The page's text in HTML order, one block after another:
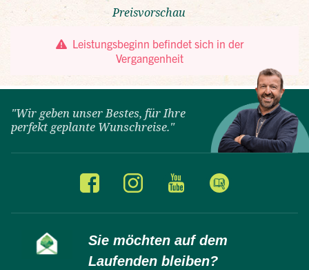
"Wir geben unser Bestes, für Ihre
perfekt geplante Wunschreise."
Sie möchten auf dem
Laufenden bleiben?